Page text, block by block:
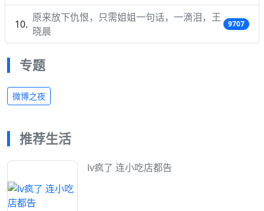
原来放下仇恨，只需姐姐一句话，一滴泪，王
晓晨
9707
专题
微博之夜
推荐生活
lv疯了 连小吃店都告